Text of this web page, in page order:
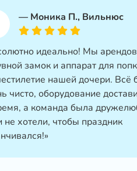
— Моника П., Вильнюс
идеально! Мы
замок и аппарат для
нашей дочери. Всё
чисто, оборудование
а команда была
не хотели, чтобы праздник